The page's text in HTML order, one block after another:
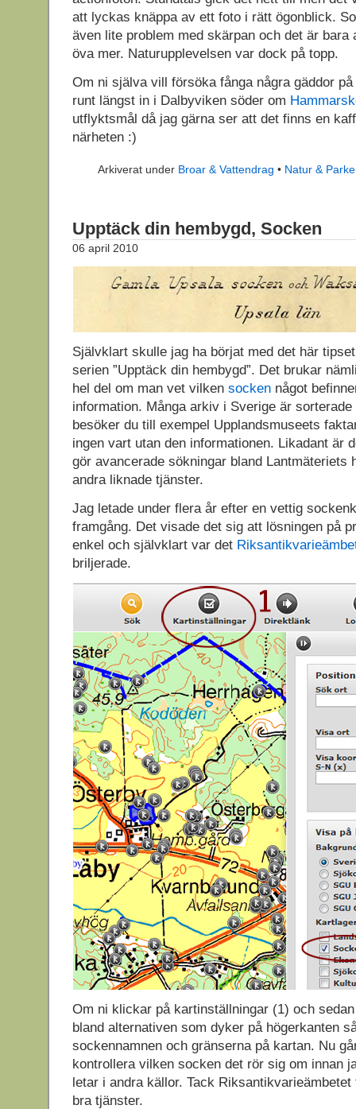
att lyckas knäppa av ett foto i rätt ögonblick.
även lite problem med skärpan och det är bara
öva mer. Naturupplevelsen var dock på topp.
Om ni själva vill försöka fånga några gäddor
runt längst in i Dalbyviken söder om
utflyktsmål då jag gärna ser att det finns en
närheten :)
Arkiverat under Broar & Vattendrag • Natur &
Upptäck din hembygd, Socken
06 april 2010
Självklart skulle jag ha börjat med det här
serien ”Upptäck din hembygd”. Det brukar
hel del om man vet vilken socken något
information. Många arkiv i Sverige är
besöker du till exempel Upplandsmuseets
ingen vart utan den informationen. Likadant är
gör avancerade sökningar bland Lantmäteriets
andra liknade tjänster.
Jag letade under flera år efter en vettig
framgång. Det visade det sig att lösningen på
enkel och självklart var det
briljerade.
Om ni klickar på kartinställningar (1) och
bland alternativen som dyker på högerkanten
sockennamnen och gränserna på kartan. Nu
kontrollera vilken socken det rör sig om innan
letar i andra källor. Tack
bra tjänster.